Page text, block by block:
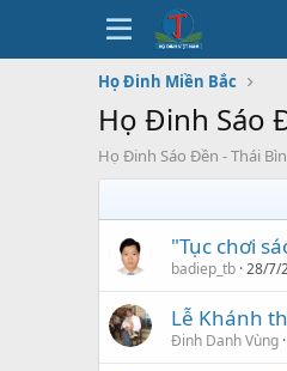
Họ Đinh Miền Bắc
Họ Đinh Sáo
Họ Đinh Sáo Đền - Thái
"Tục chơi
badiep_tb 28/7/
Lễ Khánh
Đinh Danh Vùng